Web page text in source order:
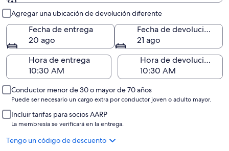
Agregar una ubicación de devolución diferente
Fecha de entrega
20 ago
Fecha de devolución
21 ago
Hora de entrega
Hora de devolución
Conductor menor de 30 o mayor de 70 años
Puede ser necesario un cargo extra por conductor joven o adulto mayor.
Incluir tarifas para socios AARP
La membresía se verificará en la entrega.
Tengo un código de descuento